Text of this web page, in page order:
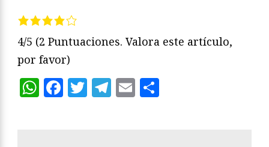
4/5 (2 Puntuaciones. Valora este artículo,
por favor)
WhatsApp
Facebook
Twitter
Telegram
Email